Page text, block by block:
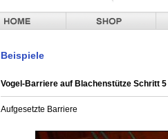
Beispiele
Vogel-Barriere auf Blachenstütze Schritt 5
Aufgesetzte Barriere